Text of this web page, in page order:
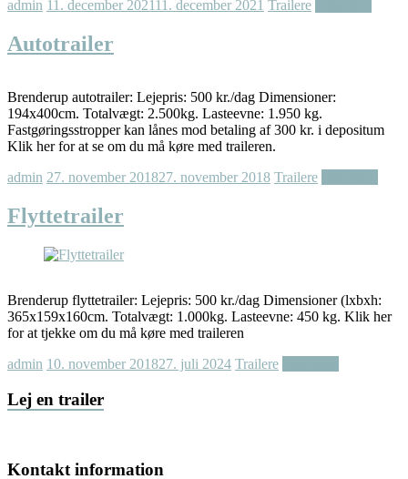
admin 11. december 202111. december 2021 Trailere
Autotrailer
Brenderup autotrailer: Lejepris: 500 kr./dag Dimensioner:
194x400cm. Totalvægt: 2.500kg. Lasteevne: 1.950 kg.
Fastgøringsstropper kan lånes mod betaling af 300 kr. i depositum
Klik her for at se om du må køre med traileren.
admin 27. november 201827. november 2018 Trailere
Flyttetrailer
Brenderup flyttetrailer: Lejepris: 500 kr./dag Dimensioner (lxbxh:
365x159x160cm. Totalvægt: 1.000kg. Lasteevne: 450 kg. Klik her
for at tjekke om du må køre med traileren
admin 10. november 201827. juli 2024 Trailere
Lej en trailer
Kontakt information